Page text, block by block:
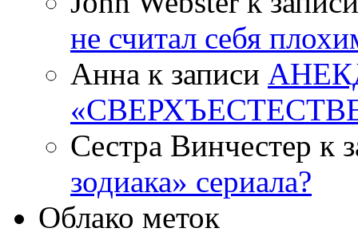
не считал себя
Анна к записи
Сестра Винчестер к
зодиака» сериала?
Облако меток